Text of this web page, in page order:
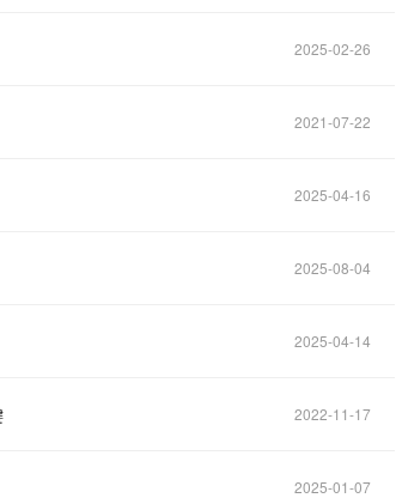
2025-02-26
2021-07-22
2025-04-16
2025-08-04
2025-04-14
2022-11-17
2025-01-07